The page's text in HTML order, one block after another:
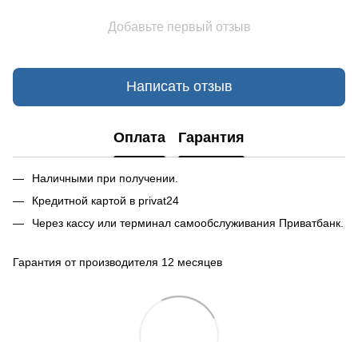
Добавьте первый отзыв
Написать отзыв
Оплата Гарантия
Наличными при получении.
Кредитной картой в privat24
Через кассу или терминал самообслуживания Приватбанк.
Гарантия от производителя 12 месяцев